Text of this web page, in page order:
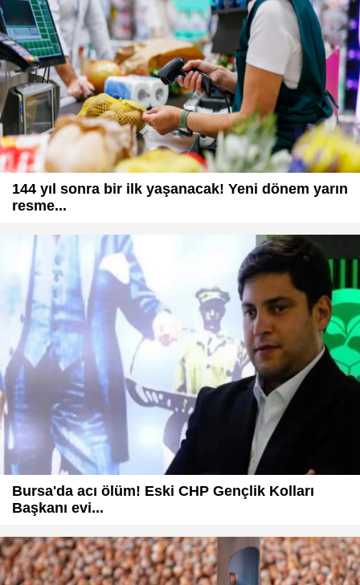
144 yıl sonra bir ilk yaşanacak! Yeni dönem yarın
resme...
Bursa'da acı ölüm! Eski CHP Gençlik Kolları
Başkanı evi...